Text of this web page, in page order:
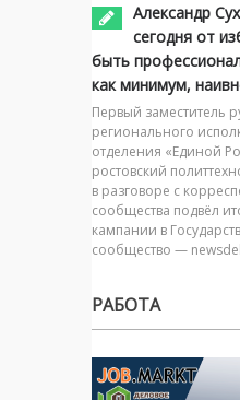
Александр
сегодня от
быть
как минимум,
Первый заместитель
регионального
отделения «Единой
ростовский
в разговоре с
сообщества подвёл
кампании в
сообщество —
РАБОТА